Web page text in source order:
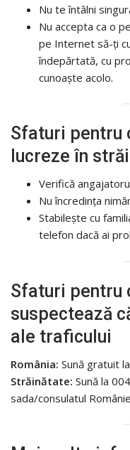
Nu te întâlni
Nu accepta ca o
pe Internet să-ți
îndepărtată, cu
cunoaşte acolo.
Sfaturi pentru
lucreze în
Verifică
Nu încre­dința
Stabilește cu
telefon dacă ai
Sfaturi pentru
suspectează
ale traficului
România: Sună gratuit
Străinătate: Sună la
sada/consulatul